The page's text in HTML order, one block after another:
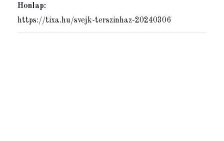
Honlap:
https://tixa.hu/svejk-terszinhaz-20240306